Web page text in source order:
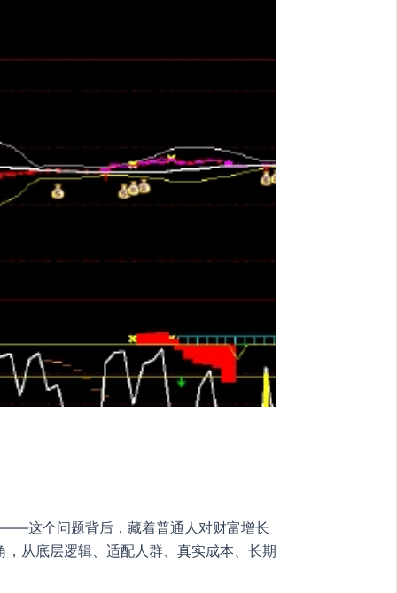
这个问题背后，藏着普通人对财富增长
从底层逻辑、适配人群、真实成本、长期